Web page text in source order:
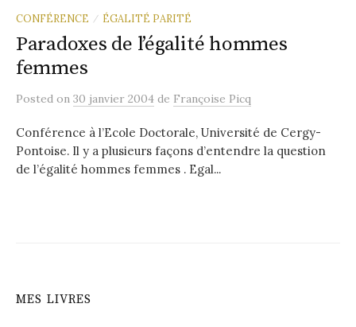
CONFÉRENCE / ÉGALITÉ PARITÉ
Paradoxes de l’égalité hommes
femmes
Posted on 30 janvier 2004 de Françoise Picq
Conférence à l’Ecole Doctorale, Université de Cergy-
Pontoise. Il y a plusieurs façons d’entendre la question
de l’égalité hommes femmes . Egal...
MES LIVRES